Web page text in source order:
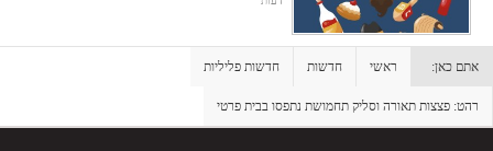
אתם כאן: ראשי חדשות חדשות פליליות
רהט: פצצות תאורה וסליק תחמושת נתפסו בבית פרטי